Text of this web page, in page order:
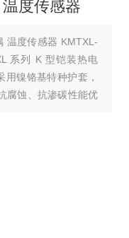
度传感器
温度传感器 KMTXL-
系列 K 型铠装热电
镍铬基特种护套，
腐蚀、抗渗碳性能优